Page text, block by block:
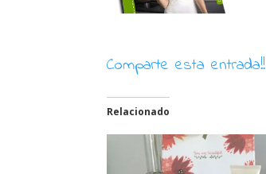
Comparte esta entrada!!
Relacionado